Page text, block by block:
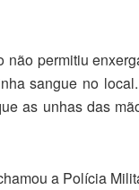
permitiu
sangue no
as unhas das
a Polícia